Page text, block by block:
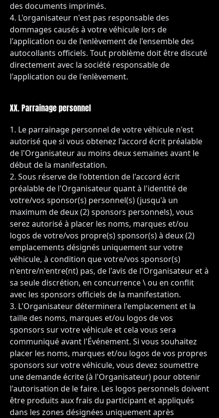
des documents imprimés.
L'organisateur n'est pas responsable des
dommages causés à votre véhicule lors de
l'application ou de l'enlèvement de l'ensemble des
autocollants officiels. Tout problème doit être discuté
directement avec la société responsable de
l'application ou de l'enlèvement.
XX. Parrainage personnel
Le parrainage personnel de votre véhicule n'est
autorisé que si vous obtenez l'accord écrit préalable
de l'Organisateur au moins deux semaines avant le
début de la manifestation.
Sous réserve de l'obtention de l'accord écrit
préalable de l'Organisateur quant à l'identité de
votre/vos sponsor(s) personnel(s) (jusqu'à un
maximum de deux (2) sponsors personnels), vous
serez autorisé à placer les noms, marques et/ou
logos de votre/vos propre(s) sponsor(s) à deux (2)
emplacements désignés uniquement sur votre
véhicule, à condition que votre/vos sponsor(s)
n'entre/n'entre(nt) pas, de l'avis de l'Organisateur et à
sa seule discrétion, en concurrence \ ou en conflit
avec les sponsors officiels de la manifestation.
L'Organisateur déterminera l'emplacement et la
taille des noms, marques et/ou logos de vos
sponsors sur votre véhicule et cela vous sera
communiqué avant l'Événement. Si vous souhaitez
placer les noms, marques et/ou logos de vos propres
sponsors sur votre véhicule, vous devez soumettre
une demande écrite (à l'Organisateur) pour obtenir
l'autorisation de le faire. Les logos personnels doivent
être produits aux frais du participant et appliqués
dans les zones désignées uniquement après